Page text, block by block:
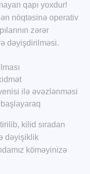
qapı yoxdur!
nöqtəsinə operativ
zərər
dəyişdirilməsi.
ilə əvəzlənməsi
kilid sıradan
dəyişiklik
köməyinizə